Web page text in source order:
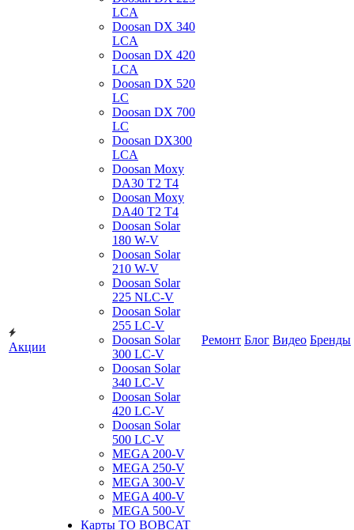
Акции
LCA
Doosan DX 340
LCA
Doosan DX 420
LCA
Doosan DX 520
LC
Doosan DX 700
LC
Doosan DX300
LCA
Doosan Moxy
DA30 T2 T4
Doosan Moxy
DA40 T2 T4
Doosan Solar
180 W-V
Doosan Solar
210 W-V
Doosan Solar
225 NLC-V
Doosan Solar
255 LC-V
Doosan Solar
300 LC-V
Doosan Solar
340 LC-V
Doosan Solar
420 LC-V
Doosan Solar
500 LC-V
MEGA 200-V
MEGA 250-V
MEGA 300-V
MEGA 400-V
MEGA 500-V
Карты ТО BOBCAT
Ремонт Блог Видео Бренды